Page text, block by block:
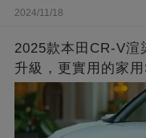
2024/11/18
2025款本田CR-V渲
升級，更實用的家